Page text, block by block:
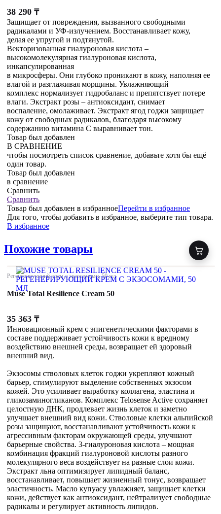
38 290 ₸
Защищает от повреждения, вызванного свободными
радикалами и УФ-излучением. Восстанавливает кожу,
делая ее упругой и подтянутой.
Векторизованная гиалуроновая кислота –
высокомолекулярная гиалуроновая кислота,
инкапсулированная
в микросферы. Они глубоко проникают в кожу, наполняя ее
влагой и разглаживая морщины. Увлажняющий
комплекс нормализует гидробаланс и препятствует потере
влаги. Экстракт розы – антиоксидант, снимает
воспаление, омолаживает. Экстракт ягод годжи защищает
кожу от свободных радикалов, благодаря высокому
содержанию витамина С выравнивает тон.
Товар был добавлен
В СРАВНЕНИЕ
чтобы посмотреть список сравнение, добавьте хотя бы ещё
один товар.
Товар был добавлен
в сравнение
Сравнить
Сравнить
Товар был добавлен в избранноеПерейти в избранное
Для того, чтобы добавить в избранное, выберите тип товара.
В избранное
Похожие товары
Регенерирующий крем с экзосомами, 50 мл
Muse Total Resilience Cream 50
35 363 ₸
Инновационный крем с эпигенетическими факторами в
составе поддерживает устойчивость кожи к вредному
воздействию внешней среды, возвращает ей здоровый
внешний вид.
Экзосомы стволовых клеток годжи укрепляют кожный
барьер, стимулируют выделение собственных экзосом
кожей. Это усиливает выработку коллагена, эластина и
гликозаминогликанов. Комплекс Telosense Active сохраняет
целостную ДНК, продлевает жизнь клеток и заметно
улучшает внешний вид кожи. Стволовые клетки альпийской
розы защищают, восстанавливают устойчивость кожи к
агрессивным факторам окружающей среды, улучшают
барьерные свойства. 3-гиалуроновая кислота – мощная
комбинация фракций гиалуроновой кислоты разного
молекулярного веса воздействует на разные слои кожи.
Экстракт льна оптимизирует липидный баланс,
восстанавливает, повышает жизненный тонус, возвращает
эластичность. Масло купуасу увлажняет, защищает клетки
кожи, действует как антиоксидант, нейтрализует свободные
радикалы и регулирует активность липидов.